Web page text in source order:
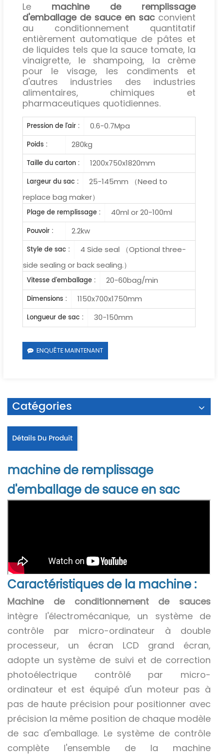
Le machine de remplissage
d'emballage de sauce en sac convient
au conditionnement quantitatif
entièrement automatique de pâtes et
de liquides tels que la sauce tomate, la
vinaigrette, le shampoing, la crème
pour le visage, les condiments et
d'autres industries des industries
alimentaires, chimiques et
pharmaceutiques quotidiennes.
Pression de l'air :
0.6-0.7Mpa
Poids :
280kg
Taille du carton :
1200x750x1820mm
Largeur du sac :
25-145mm （Need to
replace bag maker）
Plage de remplissage :
40ml or 20-100ml
Pouvoir :
2.2kw
Style de sac :
4 Side seal （Optional three-
side sealing or back sealing.）
Vitesse d'emballage :
20-60bag/min
Dimensions :
1150x700x1750mm
Longueur de sac :
30-150mm
ENQUÊTE MAINTENANT
Catégories
Détails Du Produit
machine de remplissage
d'emballage de sauce en sac
Caractéristiques de la machine :
Machine de conditionnement de sauces
intègre l'électromécanique, un système de
contrôle par micro-ordinateur à double
processeur, un écran LCD grand écran,
adopte un système de suivi et de correction
photoélectrique contrôlé par micro-
ordinateur et est équipé d'un moteur pas à
pas de haute précision pour positionner avec
précision la même position de chaque modèle
de sac d'emballage. Le système de contrôle
complète l'ensemble de la machine